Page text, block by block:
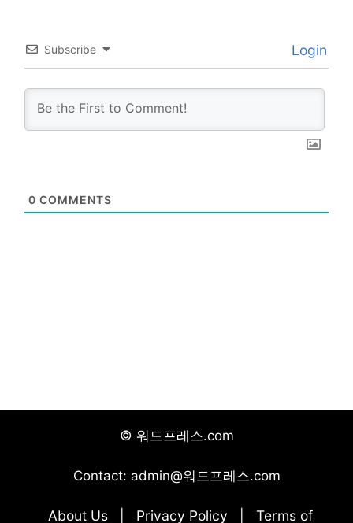
Subscribe Login
0 COMMENTS
© 워드프레스.com
Contact: admin@워드프레스.com
About Us Privacy Policy Terms of